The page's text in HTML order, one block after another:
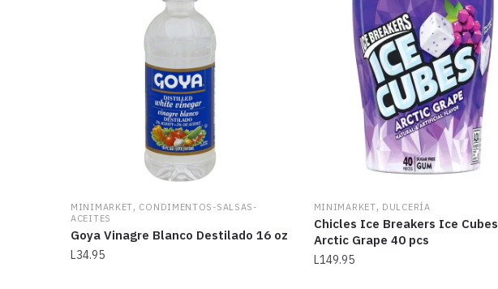
MINIMARKET, CONDIMENTOS-SALSAS-
ACEITES
Goya Vinagre Blanco Destilado 16 oz
L34.95
MINIMARKET, DULCERÍA
Chicles Ice Breakers Ice Cubes
Arctic Grape 40 pcs
L149.95